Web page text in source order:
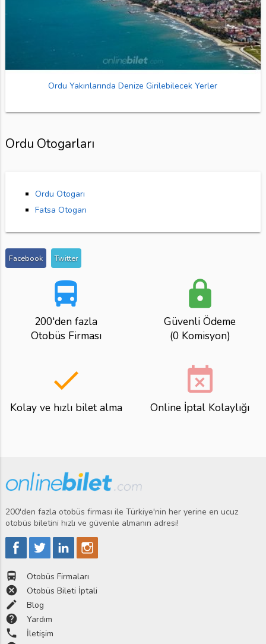
Ordu Yakınlarında Denize Girilebilecek Yerler
Ordu Otogarları
Ordu Otogarı
Fatsa Otogarı
Facebook Twitter
directions_bus
200'den fazla
Otobüs Firması
lock
Güvenli Ödeme
(0 Komisyon)
done
Kolay ve hızlı bilet alma
event_busy
Online İptal Kolaylığı
200'den fazla otobüs firması ile Türkiye'nin her yerine en ucuz
otobüs biletini hızlı ve güvenle almanın adresi!
directions_bus Otobüs Firmaları
cancel Otobüs Bileti İptali
edit Blog
help Yardım
phone İletişim